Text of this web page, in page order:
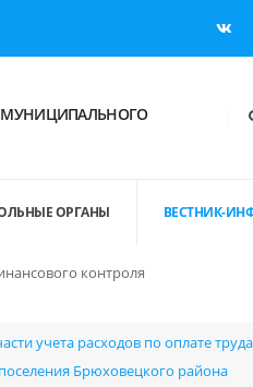
ОРГАНЫ ВЕСТНИК-
контроля
учета расходов по оплате
Брюховецкого района